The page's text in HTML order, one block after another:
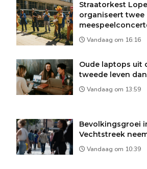
Straatorkest
organiseert twee
Vandaag om 16:16
Oude laptops uit
tweede leven
Vandaag om 13:59
Bevolkingsgroei
Vechtstreek
Vandaag om 10:39